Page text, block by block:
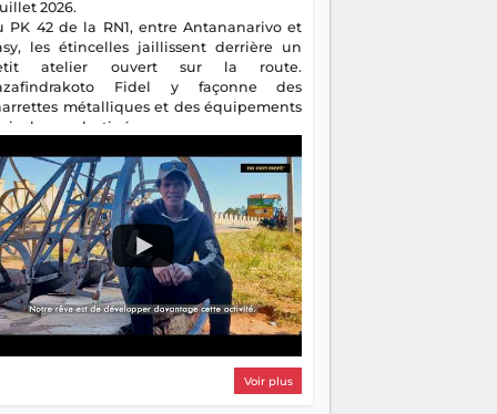
2026.
PK 42 de la RN1, entre Antananarivo et
les étincelles jaillissent derrière un
atelier ouvert sur la route.
Fidel y façonne des
métalliques et des équipements
destinés aux campagnes
il perpétue un métier discret mais
Voir plus